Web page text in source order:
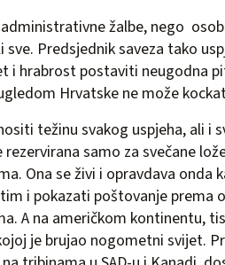
žalbe, nego
sve. Predsjednik saveza tako
i hrabrost postaviti neugodna
Hrvatske ne može
težinu svakog uspjeha, ali i
samo za svečane
Ona se živi i opravdava onda
i pokazati poštovanje prema
A na američkom kontinentu,
je brujao nogometni svijet.